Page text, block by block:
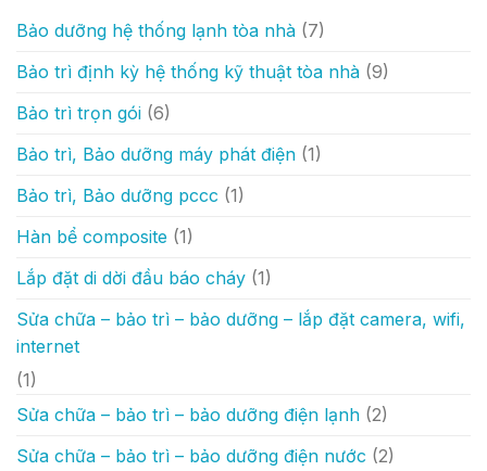
Bảo dưỡng hệ thống lạnh tòa nhà (7)
Bảo trì định kỳ hệ thống kỹ thuật tòa nhà (9)
Bảo trì trọn gói (6)
Bảo trì, Bảo dưỡng máy phát điện (1)
Bảo trì, Bảo dưỡng pccc (1)
Hàn bể composite (1)
Lắp đặt di dời đầu báo cháy (1)
Sửa chữa – bảo trì – bảo dưỡng – lắp đặt camera, wifi,
internet
(1)
Sửa chữa – bảo trì – bảo dưỡng điện lạnh (2)
Sửa chữa – bảo trì – bảo dưỡng điện nước (2)